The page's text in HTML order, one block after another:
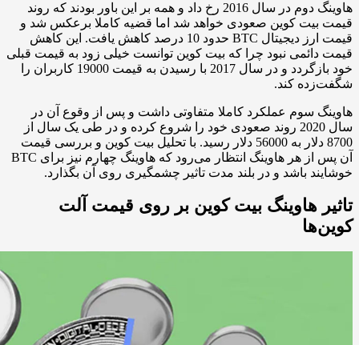
هاوینگ دوم در سال 2016 رخ داد و همه بر این باور بودند که روند
قیمت بیت کوین صعودی خواهد شد اما قضیه کاملا برعکس شد و
قیمت ارز دیجیتال BTC حدود 10 درصد کاهش یافت. این کاهش
قیمت دائمی نبود چرا که بیت کوین توانست خیلی زود به قیمت قبلی
خود بازگردد و در سال 2017 با رسیدن به قیمت 19000 کاربران را
شگفت‌زده کند.
هاوینگ سوم عملکرد کاملا متفاوتی داشت و پس از وقوع آن در
سال 2020 روند صعودی خود را شروع کرده و در طی یک سال از
8700 دلار به 56000 دلار رسید. با تحلیل بیت کوین و بررسی قیمت‌
آن پس از هر هاوینگ انتظار می‌رود که هاوینگ چهارم نیز برای BTC
خوشایند باشد و در بلند مدت تاثیر چشمگیری روی آن بگذارد.
تاثیر هاوینگ بیت کوین بر روی قیمت آلت
کوین‌ها